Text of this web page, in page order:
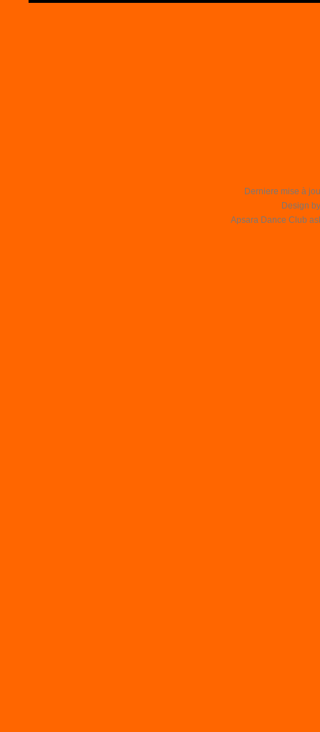
Derniere mise à
Design
Apsara Dance Club